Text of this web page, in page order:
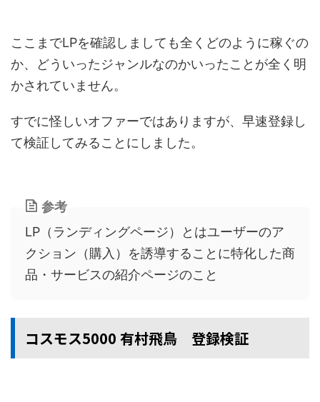
ここまでLPを確認しましても全くどのように稼ぐの
か、どういったジャンルなのかいったことが全く明
かされていません。
すでに怪しいオファーではありますが、早速登録し
て検証してみることにしました。
参考
LP（ランディングページ）とはユーザーのア
クション（購入）を誘導することに特化した商
品・サービスの紹介ページのこと
コスモス5000 有村飛鳥 登録検証